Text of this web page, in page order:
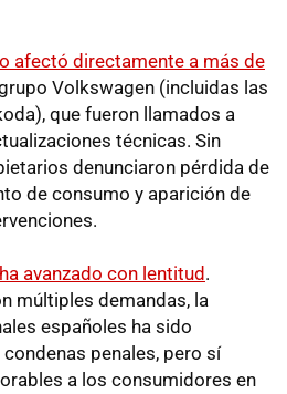
afectó directamente a más de
Volkswagen (incluidas las
que fueron llamados a
técnicas. Sin
denunciaron pérdida de
de consumo y aparición de
avanzado con lentitud .
múltiples demandas, la
españoles ha sido
penales, pero sí
a los consumidores en